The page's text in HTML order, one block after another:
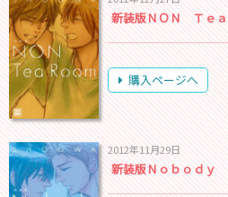
新装版ＮＯＮ Ｔｅ
購入ページへ
2012年11月29日
新装版Ｎｏｂｏｄｙ